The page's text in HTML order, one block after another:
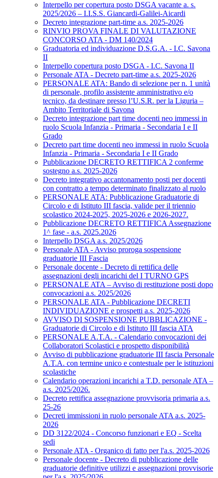
Interpello per copertura posto DSGA vacante a. s.
2025/2026 – I.I.S.S. Giancardi-Galilei-Aicardi
Decreto integrazione part-time a.s. 2025-2026
RINVIO PROVA FINALE DI VALUTAZIONE
CONCORSO ATA - DM 140/2024
Graduatoria ed individuazione D.S.G.A. - I.C. Savona
II
Interpello copertura posto DSGA - I.C. Savona II
Personale ATA - Decreto part-time a.s. 2025-2026
PERSONALE ATA: Bando di selezione per n. 1 unità
di personale, profilo assistente amministrativo e/o
tecnico, da destinare presso l’U.S.R. per la Liguria –
Ambito Territoriale di Savona
Decreto integrazione part time docenti neo immessi in
ruolo Scuola Infanzia - Primaria - Secondaria I e II
Grado
Decreto part time docenti neo immessi in ruolo Scuola
Infanzia - Primaria - Secondaria I e II Grado
Pubblicazione DECRETO RETTIFICA 2 conferme
sostegno a.s. 2025-2026
Decreto integrativo accantonamento posti per docenti
con contratto a tempo determinato finalizzato al ruolo
PERSONALE ATA: Pubblicazione Graduatorie di
Circolo e di Istituto III fascia, valide per il triennio
scolastico 2024-2025, 2025-2026 e 2026-2027.
Pubblicazione DECRETO RETTIFICA Assegnazione
1^ fase - a.s. 2025.2026
Interpello DSGA a.s. 2025/2026
Personale ATA - Avviso proroga sospensione
graduatorie III Fascia
Personale docente - Decreto di rettifica delle
assegnazioni degli incarichi del I TURNO GPS
PERSONALE ATA – Avviso di restituzione posti dopo
convocazioni a.s. 2025/2026
PERSONALE ATA - Pubblicazione DECRETI
INDIVIDUAZIONE e prospetti a.s. 2025-2026
AVVISO DI SOSPENSIONE PUBBLICAZIONE -
Graduatorie di Circolo e di Istituto III fascia ATA
PERSONALE A.T.A. - Calendario convocazioni dei
Collaboratori Scolastici e prospetto disponibilità
Avviso di pubblicazione graduatorie III fascia Personale
A.T.A. con termine unico e contestuale per le istituzioni
scolastiche
Calendario operazioni incarichi a T.D. personale ATA –
a.s. 2025/2026.
Decreto rettifica assegnazione provvisoria primaria a.s.
25-26
Decreti immissioni in ruolo personale ATA a.s. 2025-
2026
DD 3122/2024 - Concorso funzionari e EQ - Scelta
sedi
Personale ATA - Organico di fatto per l'a.s. 2025-2026
Personale docente - Decreto di pubblicazione delle
graduatorie definitive utilizzi e assegnazioni provvisorie